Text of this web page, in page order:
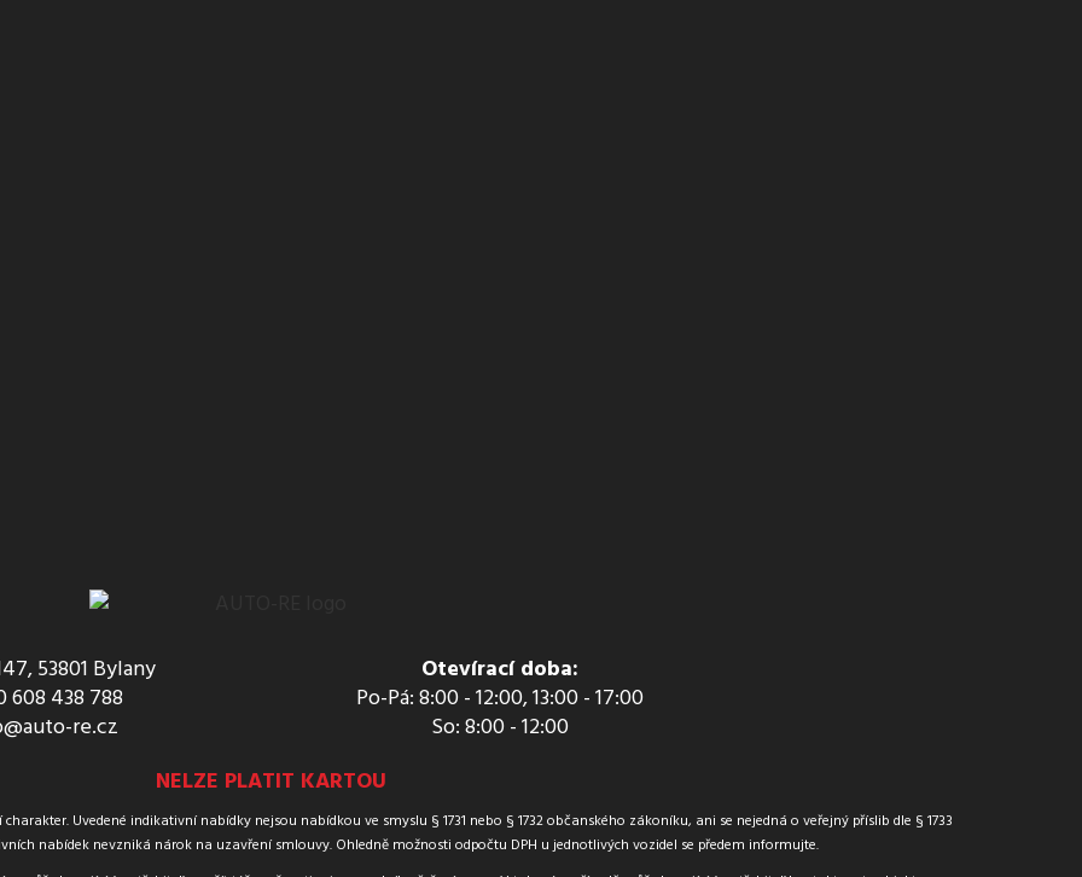
53801 Bylany
608 438 788
re.cz
Otevírací doba:
Po-Pá: 8:00 - 12:00, 13:00 - 17:00
So: 8:00 - 12:00
NELZE PLATIT KARTOU
Uvedené indikativní nabídky nejsou nabídkou ve smyslu § 1731 nebo § 1732 občanského zákoníku, ani se nejedná o veřejný příslib dle § 1733
nabídek nevzniká nárok na uzavření smlouvy. Ohledně možnosti odpočtu DPH u jednotlivých vozidel se předem informujte.